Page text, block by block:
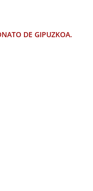
DE GIPUZKOA.